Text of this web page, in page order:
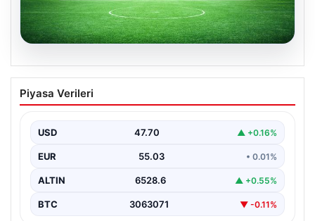
06.08.2026
CANLI | Bohemians – FC Midtjylland
Maç Detayları ve Canlı Yayın Bilgileri
Ağustos 2026 tarihinde Dublin’deki Dalymount…
Piyasa Verileri
USD 47.70 ▲ +0.16%
EUR 55.03 • 0.01%
ALTIN 6528.6 ▲ +0.55%
BTC 3063071 ▼ -0.11%